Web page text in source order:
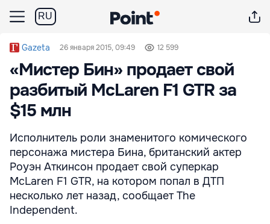
RU
Gazeta 26 января 2015, 09:49 12 599
«Мистер Бин» продает свой
разбитый McLaren F1 GTR за
$15 млн
Исполнитель роли знаменитого комического
персонажа мистера Бина, британский актер
Роуэн Аткинсон продает свой суперкар
McLaren F1 GTR, на котором попал в ДТП
несколько лет назад, сообщает The
Independent.